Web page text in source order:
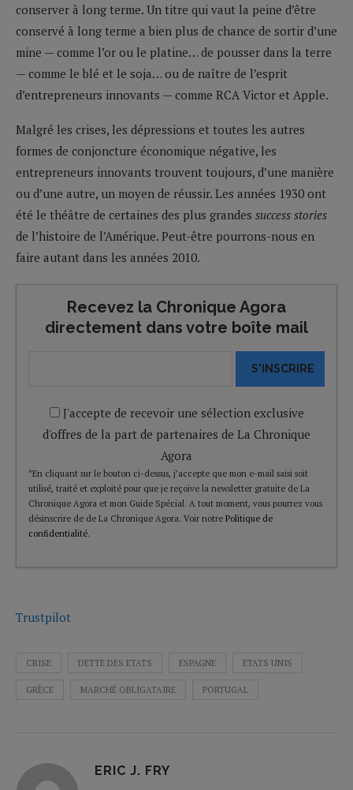
conserver à long terme. Un titre qui vaut la peine d’être
conservé à long terme a bien plus de chance de sortir d’une
mine — comme l’or ou le platine… de pousser dans la terre
— comme le blé et le soja… ou de naître de l’esprit
d’entrepreneurs innovants — comme RCA Victor et Apple.
Malgré les crises, les dépressions et toutes les autres
formes de conjoncture économique négative, les
entrepreneurs innovants trouvent toujours, d’une manière
ou d’une autre, un moyen de réussir. Les années 1930 ont
été le théâtre de certaines des plus grandes success stories
de l’histoire de l’Amérique. Peut-être pourrons-nous en
faire autant dans les années 2010.
Recevez la Chronique Agora
directement dans votre boîte mail
S'INSCRIRE
J'accepte de recevoir une sélection exclusive
d'offres de la part de partenaires de La Chronique
Agora
*En cliquant sur le bouton ci-dessus, j’accepte que mon e-mail saisi soit
utilisé, traité et exploité pour que je reçoive la newsletter gratuite de La
Chronique Agora et mon Guide Spécial. A tout moment, vous pourrez vous
désinscrire de de La Chronique Agora. Voir notre Politique de
confidentialité.
Trustpilot
CRISE DETTE DES ETATS ESPAGNE ETATS UNIS
GRÈCE MARCHÉ OBLIGATAIRE PORTUGAL
ERIC J. FRY